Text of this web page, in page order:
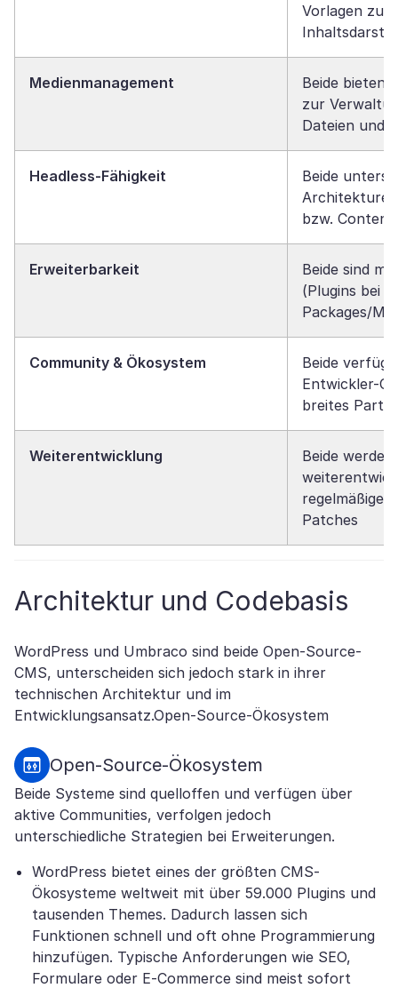
Vorlagen
Medienmanagement
Beide bieten
zur
Dateien und
Headless-Fähigkeit
Beide
bzw. Content
Erweiterbarkeit
Beide sind
(Plugins bei
Packages/
Community & Ökosystem
Beide
Entwickler-
breites
Weiterentwicklung
Beide
regelmäßige
Patches
Architektur und Codebasis
WordPress und Umbraco sind beide Open-Source-
CMS, unterscheiden sich jedoch stark in ihrer
technischen Architektur und im
Entwicklungsansatz.Open-Source-Ökosystem
Open-Source-Ökosystem
Beide Systeme sind quelloffen und verfügen über
aktive Communities, verfolgen jedoch
unterschiedliche Strategien bei Erweiterungen.
WordPress bietet eines der größten CMS-
Ökosysteme weltweit mit über 59.000 Plugins und
tausenden Themes. Dadurch lassen sich
Funktionen schnell und oft ohne Programmierung
hinzufügen. Typische Anforderungen wie SEO,
Formulare oder E-Commerce sind meist sofort